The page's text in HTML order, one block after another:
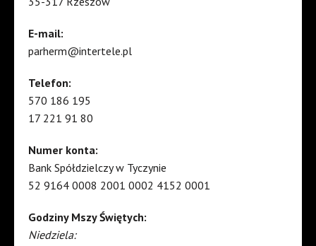
E-mail:
parherm@intertele.pl
Telefon:
570 186 195
17 221 91 80
Numer konta:
Bank Spółdzielczy w Tyczynie
52 9164 0008 2001 0002 4152 0001
Godziny Mszy Świętych:
Niedziela: